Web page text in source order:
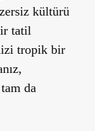
kültürü
tatil
tropik bir
da